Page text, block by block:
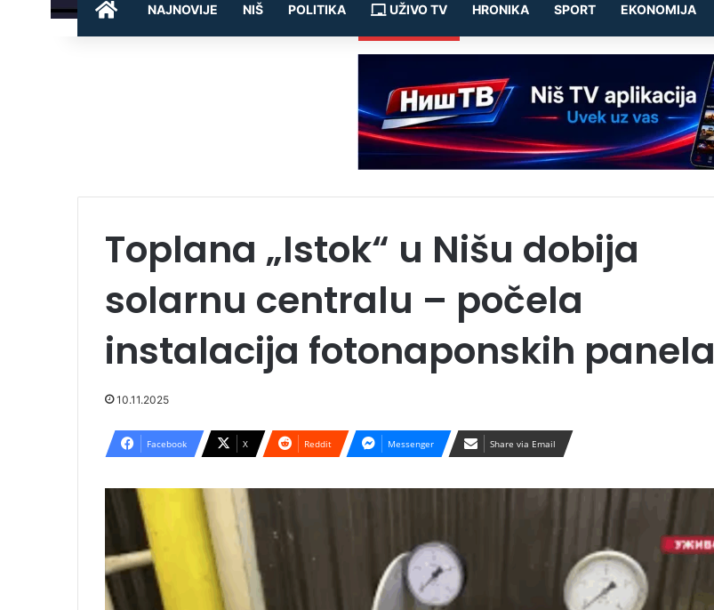
POČETNA
NAJNOVIJE NIŠ POLITIKA UŽIVO TV HRONIKA SPORT EKONOMIJA
Toplana „Istok“ u Nišu dobija
solarnu centralu – počela
instalacija fotonaponskih panela
10.11.2025
Facebook X Reddit Messenger Share via Email